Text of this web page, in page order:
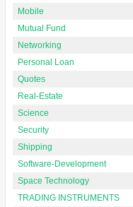
Mobile
Mutual Fund
Networking
Personal Loan
Quotes
Real-Estate
Science
Security
Shipping
Software-Development
Space Technology
TRADING INSTRUMENTS